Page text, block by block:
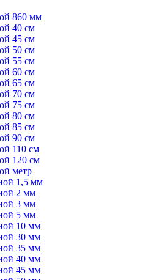
860 мм
40 см
45 см
50 см
55 см
60 см
65 см
70 см
75 см
80 см
85 см
90 см
110 см
120 см
метр
1,5 мм
2 мм
3 мм
5 мм
10 мм
30 мм
35 мм
40 мм
45 мм